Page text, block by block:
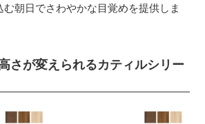
朝日でさわやかな目覚めを提供しま
さが変えられるカティルシリー